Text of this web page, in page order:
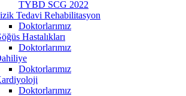
TYBD SCG 2022
Tedavi Rehabilitasyon
Doktorlarımız
Hastalıkları
Doktorlarımız
Doktorlarımız
Doktorlarımız